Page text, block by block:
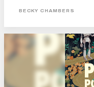
que les gens ont besoin de ça. [...]
BECKY CHAMBERS